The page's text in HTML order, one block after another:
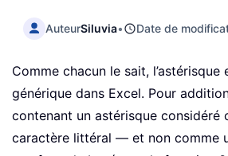
AuteurSiluvia• Date de
Comme chacun le sait,
générique dans Excel. Pour
contenant un astérisque considéré
caractère littéral — et non comme